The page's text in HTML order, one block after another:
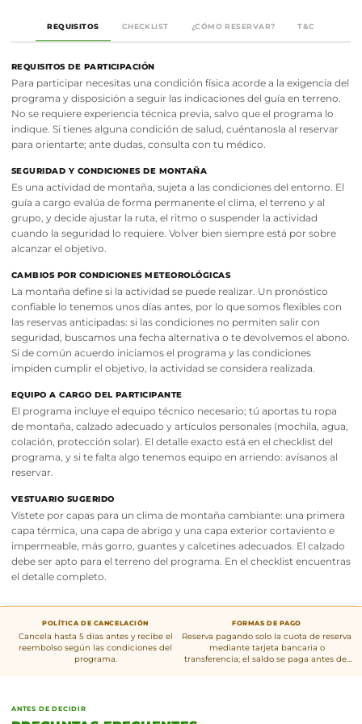
POLÍTICA DE CANCELACIÓN
Cancela hasta 5 días antes y recibe el
reembolso según las condiciones del
programa.
FORMAS DE PAGO
Reserva pagando solo la cuota de reserva
mediante tarjeta bancaria o
transferencia; el saldo se paga antes del
REQUISITOS CHECKLIST ¿CÓMO RESERVAR? T&C
REQUISITOS DE PARTICIPACIÓN
Para participar necesitas una condición física acorde a la exigencia del
programa y disposición a seguir las indicaciones del guía en terreno.
No se requiere experiencia técnica previa, salvo que el programa lo
indique. Si tienes alguna condición de salud, cuéntanosla al reservar
para orientarte; ante dudas, consulta con tu médico.
SEGURIDAD Y CONDICIONES DE MONTAÑA
Es una actividad de montaña, sujeta a las condiciones del entorno. El
guía a cargo evalúa de forma permanente el clima, el terreno y al
grupo, y decide ajustar la ruta, el ritmo o suspender la actividad
cuando la seguridad lo requiere. Volver bien siempre está por sobre
alcanzar el objetivo.
CAMBIOS POR CONDICIONES METEOROLÓGICAS
La montaña define si la actividad se puede realizar. Un pronóstico
confiable lo tenemos unos días antes, por lo que somos flexibles con
las reservas anticipadas: si las condiciones no permiten salir con
seguridad, buscamos una fecha alternativa o te devolvemos el abono.
Si de común acuerdo iniciamos el programa y las condiciones
impiden cumplir el objetivo, la actividad se considera realizada.
EQUIPO A CARGO DEL PARTICIPANTE
El programa incluye el equipo técnico necesario; tú aportas tu ropa
de montaña, calzado adecuado y artículos personales (mochila, agua,
colación, protección solar). El detalle exacto está en el checklist del
programa, y si te falta algo tenemos equipo en arriendo: avísanos al
reservar.
VESTUARIO SUGERIDO
Vístete por capas para un clima de montaña cambiante: una primera
capa térmica, una capa de abrigo y una capa exterior cortaviento e
impermeable, más gorro, guantes y calcetines adecuados. El calzado
debe ser apto para el terreno del programa. En el checklist encuentras
el detalle completo.
ANTES DE DECIDIR